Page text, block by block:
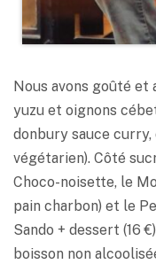
Nous avons goûté et
yuzu et oignons
donbury sauce curry,
végétarien). Côté
Choco-noisette, le
pain charbon) et le
Sando + dessert (16
boisson non